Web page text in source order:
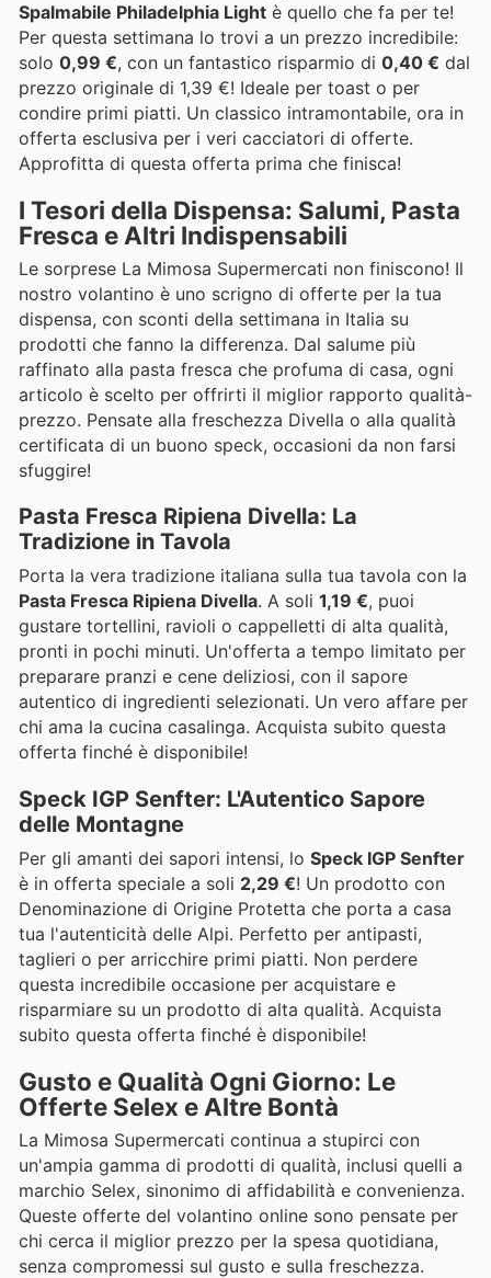
Spalmabile Philadelphia Light è quello che fa per te!
Per questa settimana lo trovi a un prezzo incredibile:
solo 0,99 €, con un fantastico risparmio di 0,40 € dal
prezzo originale di 1,39 €! Ideale per toast o per
condire primi piatti. Un classico intramontabile, ora in
offerta esclusiva per i veri cacciatori di offerte.
Approfitta di questa offerta prima che finisca!
I Tesori della Dispensa: Salumi, Pasta
Fresca e Altri Indispensabili
Le sorprese La Mimosa Supermercati non finiscono! Il
nostro volantino è uno scrigno di offerte per la tua
dispensa, con sconti della settimana in Italia su
prodotti che fanno la differenza. Dal salume più
raffinato alla pasta fresca che profuma di casa, ogni
articolo è scelto per offrirti il miglior rapporto qualità-
prezzo. Pensate alla freschezza Divella o alla qualità
certificata di un buono speck, occasioni da non farsi
sfuggire!
Pasta Fresca Ripiena Divella: La
Tradizione in Tavola
Porta la vera tradizione italiana sulla tua tavola con la
Pasta Fresca Ripiena Divella. A soli 1,19 €, puoi
gustare tortellini, ravioli o cappelletti di alta qualità,
pronti in pochi minuti. Un'offerta a tempo limitato per
preparare pranzi e cene deliziosi, con il sapore
autentico di ingredienti selezionati. Un vero affare per
chi ama la cucina casalinga. Acquista subito questa
offerta finché è disponibile!
Speck IGP Senfter: L'Autentico Sapore
delle Montagne
Per gli amanti dei sapori intensi, lo Speck IGP Senfter
è in offerta speciale a soli 2,29 €! Un prodotto con
Denominazione di Origine Protetta che porta a casa
tua l'autenticità delle Alpi. Perfetto per antipasti,
taglieri o per arricchire primi piatti. Non perdere
questa incredibile occasione per acquistare e
risparmiare su un prodotto di alta qualità. Acquista
subito questa offerta finché è disponibile!
Gusto e Qualità Ogni Giorno: Le
Offerte Selex e Altre Bontà
La Mimosa Supermercati continua a stupirci con
un'ampia gamma di prodotti di qualità, inclusi quelli a
marchio Selex, sinonimo di affidabilità e convenienza.
Queste offerte del volantino online sono pensate per
chi cerca il miglior prezzo per la spesa quotidiana,
senza compromessi sul gusto e sulla freschezza.